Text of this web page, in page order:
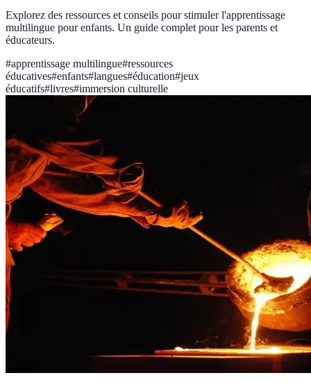
Explorez des ressources et conseils pour stimuler l'apprentissage
multilingue pour enfants. Un guide complet pour les parents et
éducateurs.
#apprentissage multilingue#ressources
éducatives#enfants#langues#éducation#jeux
éducatifs#livres#immersion culturelle